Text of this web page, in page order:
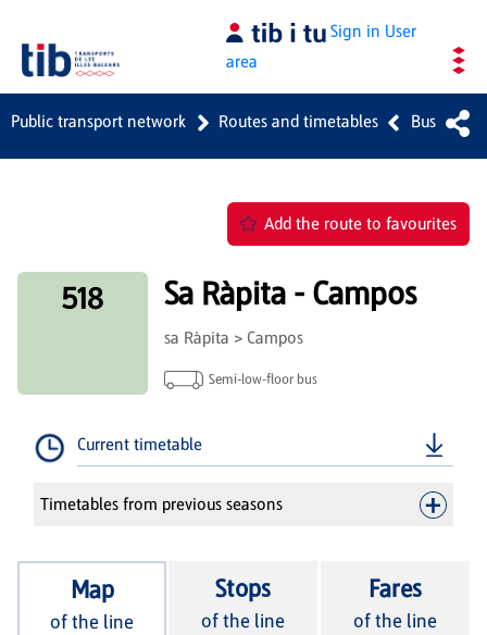
Sign in User
area
Public transport network Routes and timetables Bus
Add the route to favourites
518 Sa Ràpita - Campos
sa Ràpita > Campos
Semi-low-floor bus
Current timetable
Timetables from previous seasons
Map
of the line
Stops
of the line
Fares
of the line